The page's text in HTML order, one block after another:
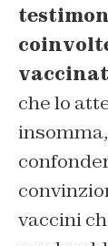
che lo
vaccini